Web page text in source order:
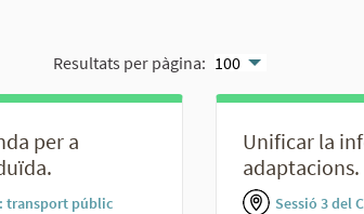
Resultats per pàgina: 100
per a
transport públic
Unificar la
adaptacions.
Sessió 3 del